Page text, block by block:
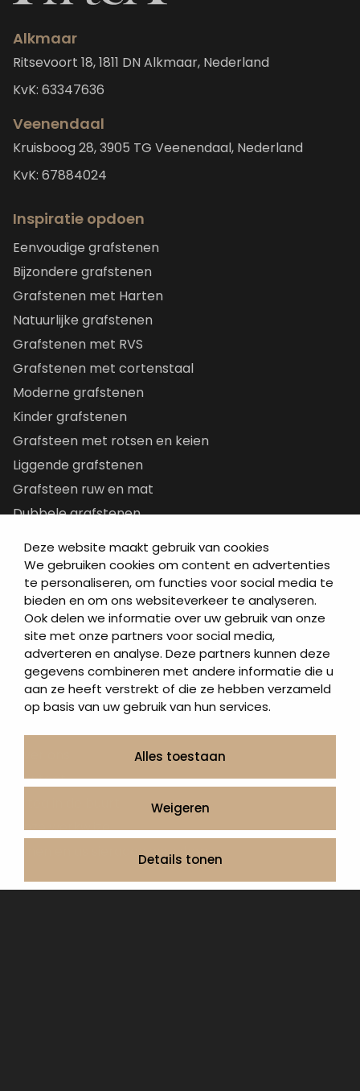
Deze website maakt gebruik van cookies
We gebruiken cookies om content en advertenties
te personaliseren, om functies voor social media te
bieden en om ons websiteverkeer te analyseren.
Ook delen we informatie over uw gebruik van onze
site met onze partners voor social media,
adverteren en analyse. Deze partners kunnen deze
gegevens combineren met andere informatie die u
aan ze heeft verstrekt of die ze hebben verzameld
op basis van uw gebruik van hun services.
Alles toestaan
Weigeren
Details tonen
Alkmaar
Ritsevoort 18, 1811 DN Alkmaar, Nederland
KvK: 63347636
Veenendaal
Kruisboog 28, 3905 TG Veenendaal, Nederland
KvK: 67884024
Inspiratie opdoen
Eenvoudige grafstenen
Bijzondere grafstenen
Grafstenen met Harten
Natuurlijke grafstenen
Grafstenen met RVS
Grafstenen met cortenstaal
Moderne grafstenen
Kinder grafstenen
Grafsteen met rotsen en keien
Liggende grafstenen
Grafsteen ruw en mat
Dubbele grafstenen
Letterplaten
Grafzerken kopen
Direct naar
Grafstenen
As artikelen
Urngrafmonumenten
Informatie
Contact
Onze werkwijze
Urnen en as sieraden webshop
Volg ons op: